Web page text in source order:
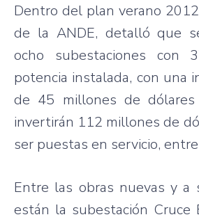
Dentro del plan verano
de la ANDE, detalló que
ocho
subestaciones con
potencia instalada, con una
de 45 millones de dólares
invertirán 112 millones de
ser puestas en servicio, entre
Entre las obras nuevas y a
están la subestación Cruce